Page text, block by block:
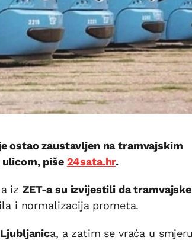
ostao zaustavljen na tramvajskim
piše 24sata.hr.
iz ZET-a su izvijestili da
i normalizacija prometa.
a, a zatim se vraća u